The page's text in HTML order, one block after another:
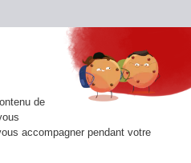
vous acceptez notre